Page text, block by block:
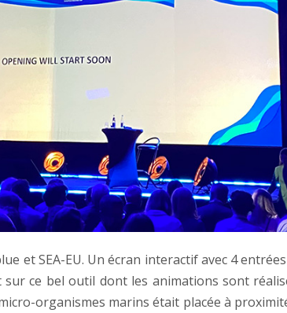
et SEA-EU. Un écran interactif avec 4
ce bel outil dont les animations sont
organismes marins était placée à